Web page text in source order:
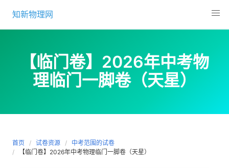
content
知新物理网
【临门卷】2026年中考物
理临门一脚卷（天星）
首页 试卷资源
中考范围的试卷
【临门卷】2026年中考物理临门一脚卷（天星）